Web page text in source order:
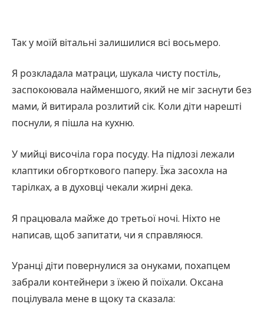
Так у моїй вітальні залишилися всі восьмеро.
Я розкладала матраци, шукала чисту постіль,
заспокоювала найменшого, який не міг заснути без
мами, й витирала розлитий сік. Коли діти нарешті
поснули, я пішла на кухню.
У мийці височіла гора посуду. На підлозі лежали
клаптики обгорткового паперу. Їжа засохла на
тарілках, а в духовці чекали жирні дека.
Я працювала майже до третьої ночі. Ніхто не
написав, щоб запитати, чи я справляюся.
Уранці діти повернулися за онуками, похапцем
забрали контейнери з їжею й поїхали. Оксана
поцілувала мене в щоку та сказала: